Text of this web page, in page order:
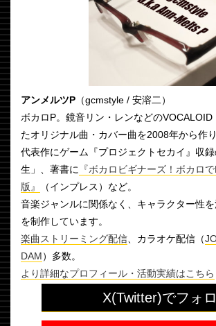
アンメルツP （gcmstyle / 安溶二）
ボカロP。鏡音リン・レンなどの
たオリジナル曲・カバー曲を2008年から作
代表作にゲーム『プロジェクトセカイ』収
生」、著書に 『ボカロビギナーズ！ボカロ
版』
（インプレス）など。
音楽ジャンルに関係なく、キャラクター性
を制作しています。
楽曲ストリーミング配信、カラオケ配信（
DAM）多数。
より詳細なプロフィール・活動実績はこちら
X(Twitter)でフォ